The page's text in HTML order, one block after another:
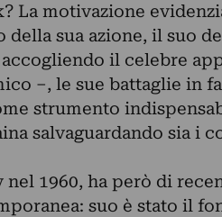
La motivazione
sua azione, il suo
il celebre
–, le sue battaglie in
strumento
salvaguardando sia i
1960, ha però di
suo è stato il